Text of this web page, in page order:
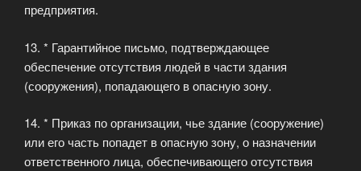
предприятия.
13. * Гарантийное письмо, подтверждающее
обеспечение отсутствия людей в части здания
(сооружения), попадающего в опасную зону.
14. * Приказ по организации, чье здание (сооружение)
или его часть попадет в опасную зону, о назначении
ответственного лица, обеспечивающего отсутствия